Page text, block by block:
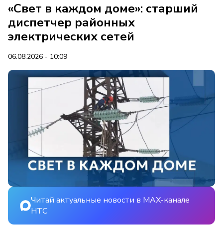
«Свет в каждом доме»: старший
диспетчер районных
электрических сетей
06.08.2026 - 10:09
Читай актуальные новости в MAX-канале
НТС